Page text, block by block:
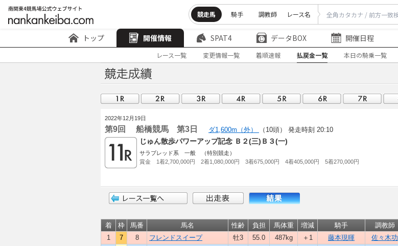
競走馬 騎手 調教師 レース名
トップ 開催情報 SPAT4 データBOX 開催日程
レース一覧 変更情報一覧 着順速報 払戻金一覧 本日の騎乗一覧
2022年12月19日
第9回 船橋競馬 第3日 ダ1,600m（外） （10頭） 発走時刻 20:10
じゅん散歩パワーアップ記念 Ｂ２(三)Ｂ３(一)
サラブレッド系 一般 （特別競走）
賞金 1着2,700,000円 2着1,080,000円 3着675,000円 4着405,000円 5着270,000円
着 枠 馬番 馬名 性齢 負担 馬体重 増減 騎手 調教師
1
7 8 フレンドスイープ 牡3 55.0 487kg ＋1 藤本現暉 佐々木功